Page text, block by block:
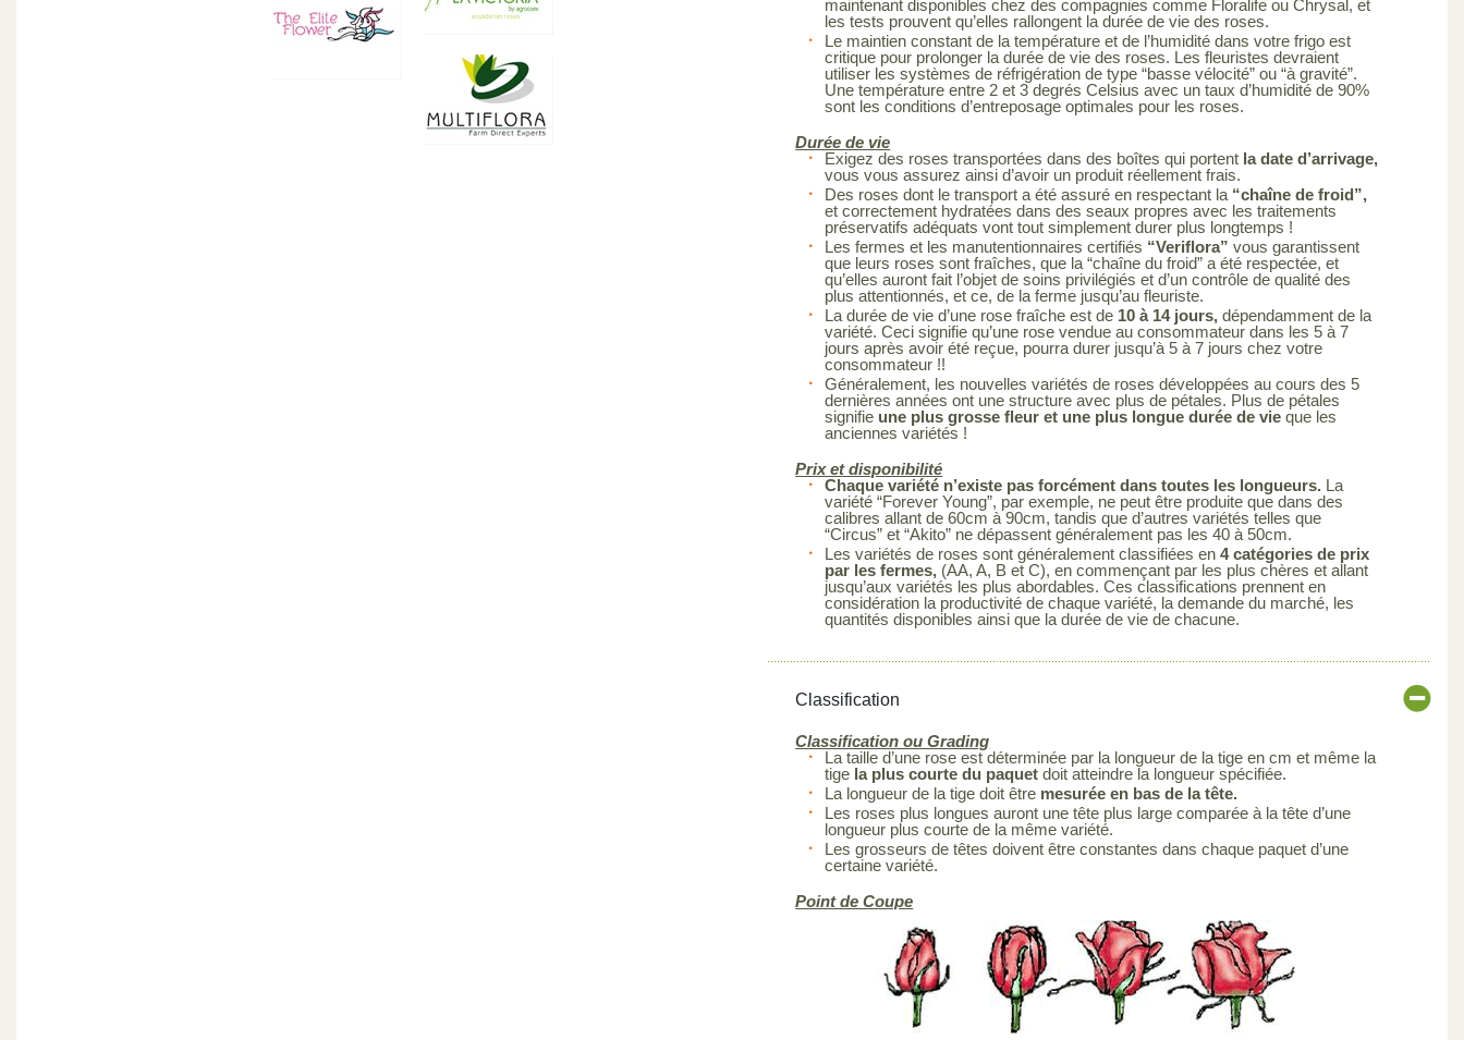
maintenant disponibles chez des compagnies comme Floralife ou Chrysal, et
les tests prouvent qu’elles rallongent la durée de vie des roses.
Le maintien constant de la température et de l’humidité dans votre frigo est
critique pour prolonger la durée de vie des roses. Les fleuristes devraient
utiliser les systèmes de réfrigération de type “basse vélocité” ou “à gravité”.
Une température entre 2 et 3 degrés Celsius avec un taux d’humidité de 90%
sont les conditions d’entreposage optimales pour les roses.
Durée de vie
Exigez des roses transportées dans des boîtes qui portent la date d’arrivage,
vous vous assurez ainsi d’avoir un produit réellement frais.
Des roses dont le transport a été assuré en respectant la “chaîne de froid”,
et correctement hydratées dans des seaux propres avec les traitements
préservatifs adéquats vont tout simplement durer plus longtemps !
Les fermes et les manutentionnaires certifiés “Veriflora” vous garantissent
que leurs roses sont fraîches, que la “chaîne du froid” a été respectée, et
qu’elles auront fait l’objet de soins privilégiés et d’un contrôle de qualité des
plus attentionnés, et ce, de la ferme jusqu’au fleuriste.
La durée de vie d’une rose fraîche est de 10 à 14 jours, dépendamment de la
variété. Ceci signifie qu’une rose vendue au consommateur dans les 5 à 7
jours après avoir été reçue, pourra durer jusqu’à 5 à 7 jours chez votre
consommateur !!
Généralement, les nouvelles variétés de roses développées au cours des 5
dernières années ont une structure avec plus de pétales. Plus de pétales
signifie une plus grosse fleur et une plus longue durée de vie que les
anciennes variétés !
Prix et disponibilité
Chaque variété n’existe pas forcément dans toutes les longueurs. La
variété “Forever Young”, par exemple, ne peut être produite que dans des
calibres allant de 60cm à 90cm, tandis que d’autres variétés telles que
“Circus” et “Akito” ne dépassent généralement pas les 40 à 50cm.
Les variétés de roses sont généralement classifiées en4 catégories de prix
par les fermes, (AA, A, B et C), en commençant par les plus chères et allant
jusqu’aux variétés les plus abordables. Ces classifications prennent en
considération la productivité de chaque variété, la demande du marché, les
quantités disponibles ainsi que la durée de vie de chacune.
Classification
Classification ou Grading
La taille d’une rose est déterminée par la longueur de la tige en cm et même la
tige la plus courte du paquet doit atteindre la longueur spécifiée.
La longueur de la tige doit être mesurée en bas de la tête.
Les roses plus longues auront une tête plus large comparée à la tête d’une
longueur plus courte de la même variété.
Les grosseurs de têtes doivent être constantes dans chaque paquet d’une
certaine variété.
Point de Coupe